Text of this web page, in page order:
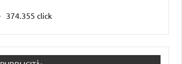
374.355 click